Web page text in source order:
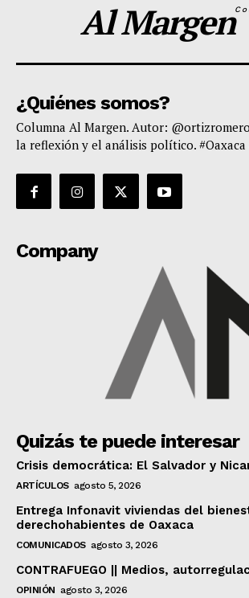
Al Margen
¿Quiénes somos?
Columna Al Margen. Autor:
la reflexión y el análisis político. #Oaxaca
Company
Quizás te puede interesar
Crisis democrática: El Salvador y
ARTÍCULOS agosto 5, 2026
Entrega Infonavit viviendas del
derechohabientes de Oaxaca
COMUNICADOS agosto 3, 2026
CONTRAFUEGO || Medios,
OPINIÓN agosto 3, 2026